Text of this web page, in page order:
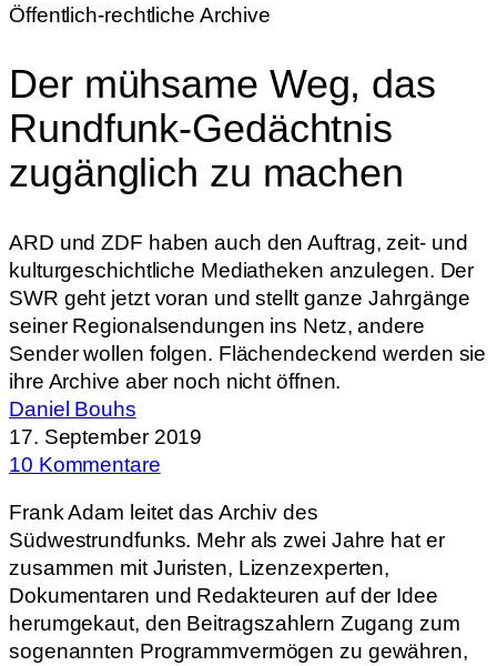
Öffentlich-rechtliche Archive
Der mühsame Weg, das
Rundfunk-Gedächtnis
zugänglich zu machen
ARD und ZDF haben auch den Auftrag, zeit- und
kulturgeschichtliche Mediatheken anzulegen. Der
SWR geht jetzt voran und stellt ganze Jahrgänge
seiner Regionalsendungen ins Netz, andere
Sender wollen folgen. Flächendeckend werden sie
ihre Archive aber noch nicht öffnen.
Daniel Bouhs
17. September 2019
10 Kommentare
Frank Adam leitet das Archiv des
Südwestrundfunks. Mehr als zwei Jahre hat er
zusammen mit Juristen, Lizenzexperten,
Dokumentaren und Redakteuren auf der Idee
herumgekaut, den Beitragszahlern Zugang zum
sogenannten Programmvermögen zu gewähren,